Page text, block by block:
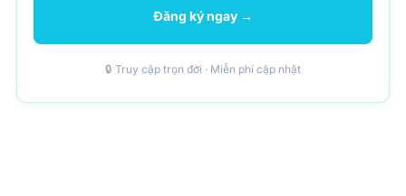
Đăng ký ngay →
🔒 Truy cập trọn đời · Miễn phí cập nhật